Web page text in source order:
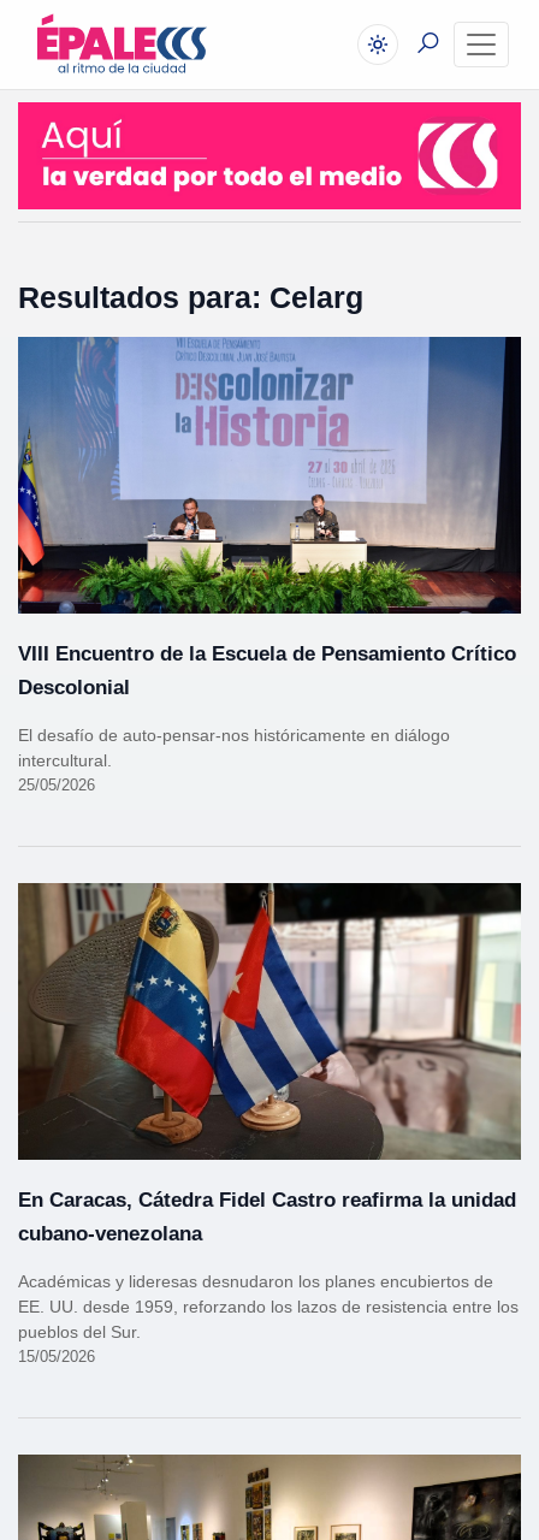
Resultados para: Celarg
VIII Encuentro de la Escuela de Pensamiento Crítico
Descolonial
El desafío de auto-pensar-nos históricamente en diálogo
intercultural.
25/05/2026
En Caracas, Cátedra Fidel Castro reafirma la unidad
cubano-venezolana
Académicas y lideresas desnudaron los planes encubiertos de
EE. UU. desde 1959, reforzando los lazos de resistencia entre los
pueblos del Sur.
15/05/2026